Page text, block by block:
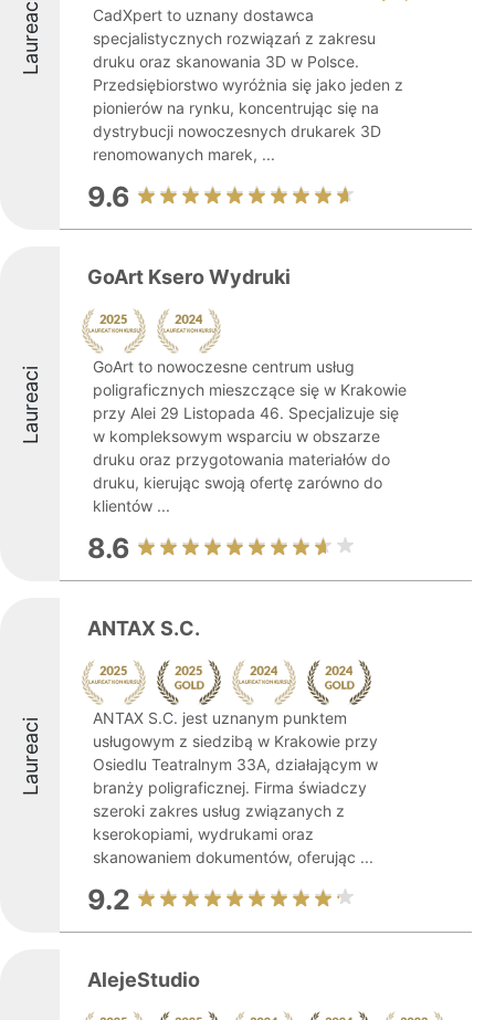
Laureaci
CadXpert to uznany dostawca
specjalistycznych rozwiązań z zakresu
druku oraz skanowania 3D w Polsce.
Przedsiębiorstwo wyróżnia się jako jeden z
pionierów na rynku, koncentrując się na
dystrybucji nowoczesnych drukarek 3D
renomowanych marek, ...
9.6
Laureaci
GoArt Ksero Wydruki
GoArt to nowoczesne centrum usług
poligraficznych mieszczące się w Krakowie
przy Alei 29 Listopada 46. Specjalizuje się
w kompleksowym wsparciu w obszarze
druku oraz przygotowania materiałów do
druku, kierując swoją ofertę zarówno do
klientów ...
8.6
Laureaci
ANTAX S.C.
ANTAX S.C. jest uznanym punktem
usługowym z siedzibą w Krakowie przy
Osiedlu Teatralnym 33A, działającym w
branży poligraficznej. Firma świadczy
szeroki zakres usług związanych z
kserokopiami, wydrukami oraz
skanowaniem dokumentów, oferując ...
9.2
AlejeStudio